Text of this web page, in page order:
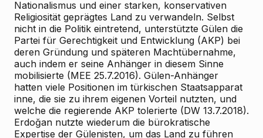
Nationalismus und einer starken, konservativen
Religiosität geprägtes Land zu verwandeln. Selbst
nicht in die Politik eintretend, unterstützte Gülen die
Partei für Gerechtigkeit und Entwicklung (AKP) bei
deren Gründung und späteren Machtübernahme,
auch indem er seine Anhänger in diesem Sinne
mobilisierte (MEE 25.7.2016). Gülen-Anhänger
hatten viele Positionen im türkischen Staatsapparat
inne, die sie zu ihrem eigenen Vorteil nutzten, und
welche die regierende AKP tolerierte (DW 13.7.2018).
Erdoğan nutzte wiederum die bürokratische
Expertise der Gülenisten, um das Land zu führen